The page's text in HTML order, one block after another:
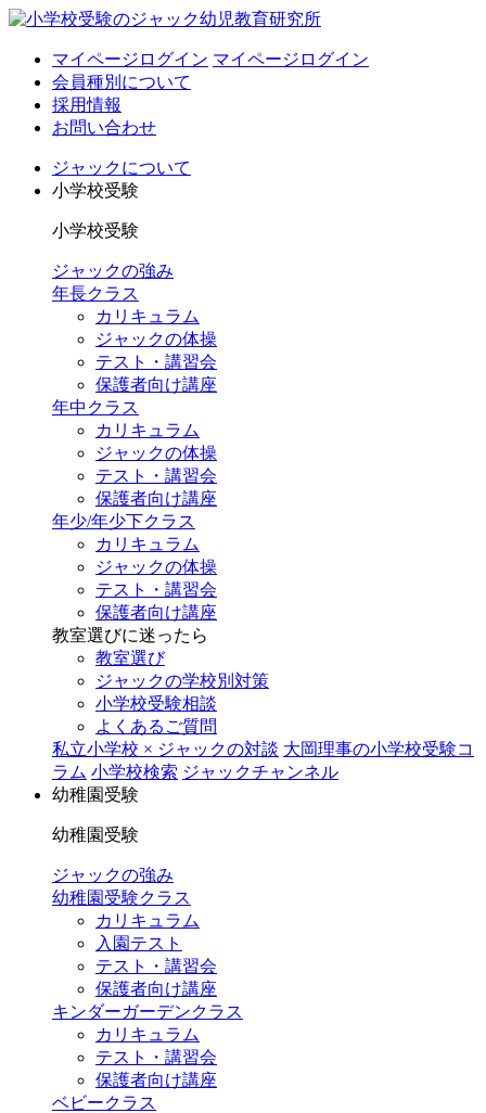
マイページログイン マイページログイン
会員種別について
採用情報
お問い合わせ
ジャックについて
小学校受験
小学校受験
ジャックの強み
年長クラス
カリキュラム
ジャックの体操
テスト・講習会
保護者向け講座
年中クラス
カリキュラム
ジャックの体操
テスト・講習会
保護者向け講座
年少/年少下クラス
カリキュラム
ジャックの体操
テスト・講習会
保護者向け講座
教室選びに迷ったら
教室選び
ジャックの学校別対策
小学校受験相談
よくあるご質問
私立小学校 × ジャックの対談 大岡理事の小学校受験コ
ラム 小学校検索 ジャックチャンネル
幼稚園受験
幼稚園受験
ジャックの強み
幼稚園受験クラス
カリキュラム
入園テスト
テスト・講習会
保護者向け講座
キンダーガーデンクラス
カリキュラム
テスト・講習会
保護者向け講座
ベビークラス